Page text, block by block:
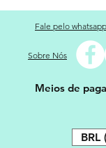
Fale pelo whatsapp
Sobre Nós
Meios de
BRL